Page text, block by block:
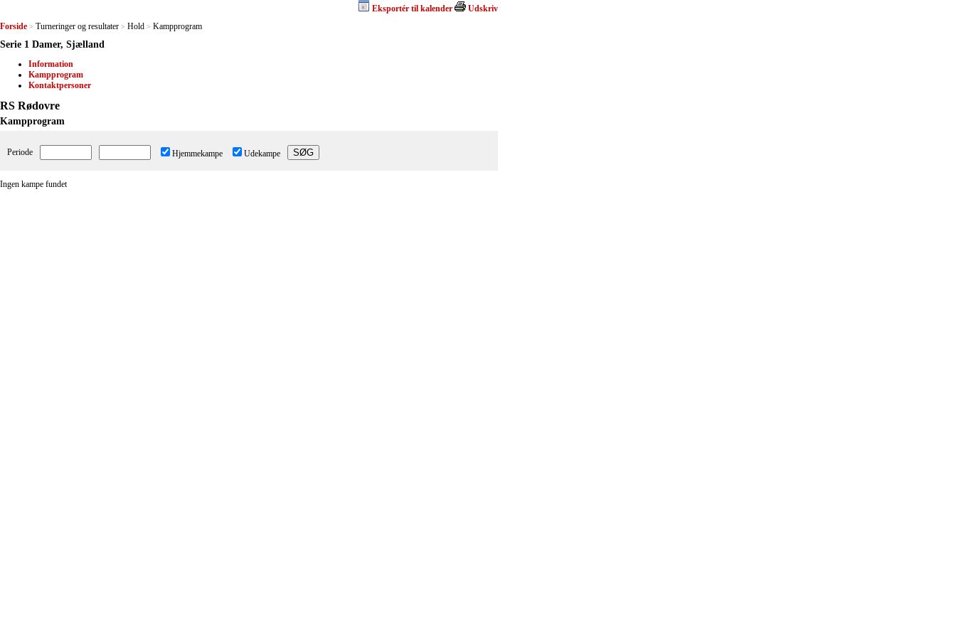
Eksportér til kalender
Udskriv
Forside > Turneringer og resultater > Hold > Kampprogram
Serie 1 Damer, Sjælland
Information
Kampprogram
Kontaktpersoner
RS Rødovre
Kampprogram
Periode Hjemmekampe Udekampe
Ingen kampe fundet